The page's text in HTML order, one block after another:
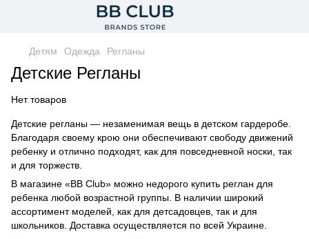
Детям Одежда Регланы
Детские Регланы
Нет товаров
Детские регланы — незаменимая вещь в детском гардеробе.
Благодаря своему крою они обеспечивают свободу движений
ребенку и отлично подходят, как для повседневной носки, так
и для торжеств.
В магазине «BB Club» можно недорого купить реглан для
ребенка любой возрастной группы. В наличии широкий
ассортимент моделей, как для детсадовцев, так и для
школьников. Доставка осуществляется по всей Украине.